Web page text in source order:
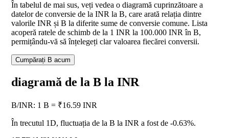
În tabelul de mai sus, veți vedea o diagramă cuprinzătoare a
datelor de conversie de la INR la B, care arată relația dintre
valorile INR și B la diferite sume de conversie comune. Lista
acoperă ratele de schimb de la 1 INR la 100.000 INR în B,
permițându-vă să înțelegeți clar valoarea fiecărei conversii.
Cumpărați B acum
diagramă de la B la INR
B/INR: 1 B = ₹16.59 INR
În trecutul 1D, fluctuația de la B la INR a fost de -0.63%.